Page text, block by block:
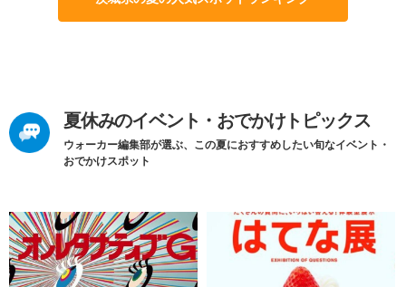
夏休みのイベント・おでかけトピックス
ウォーカー編集部が選ぶ、この夏におすすめしたい旬なイベント・
おでかけスポット